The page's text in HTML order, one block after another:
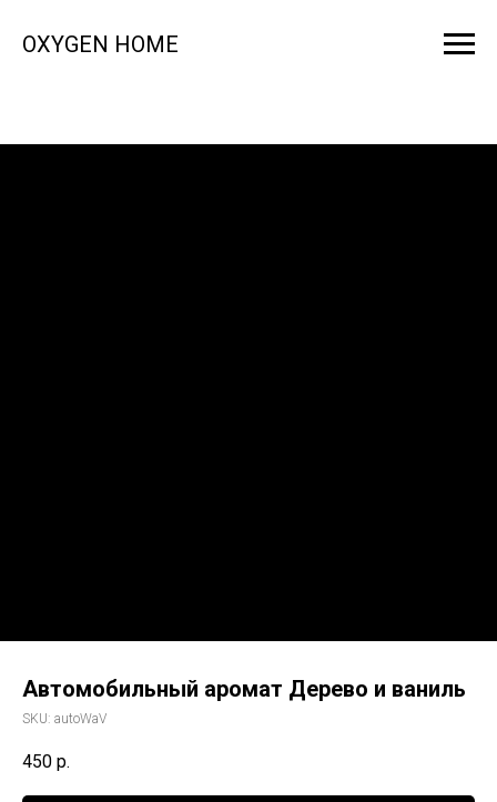
OXYGEN HOME
Автомобильный аромат Дерево и ваниль
SKU: autoWaV
450 р.